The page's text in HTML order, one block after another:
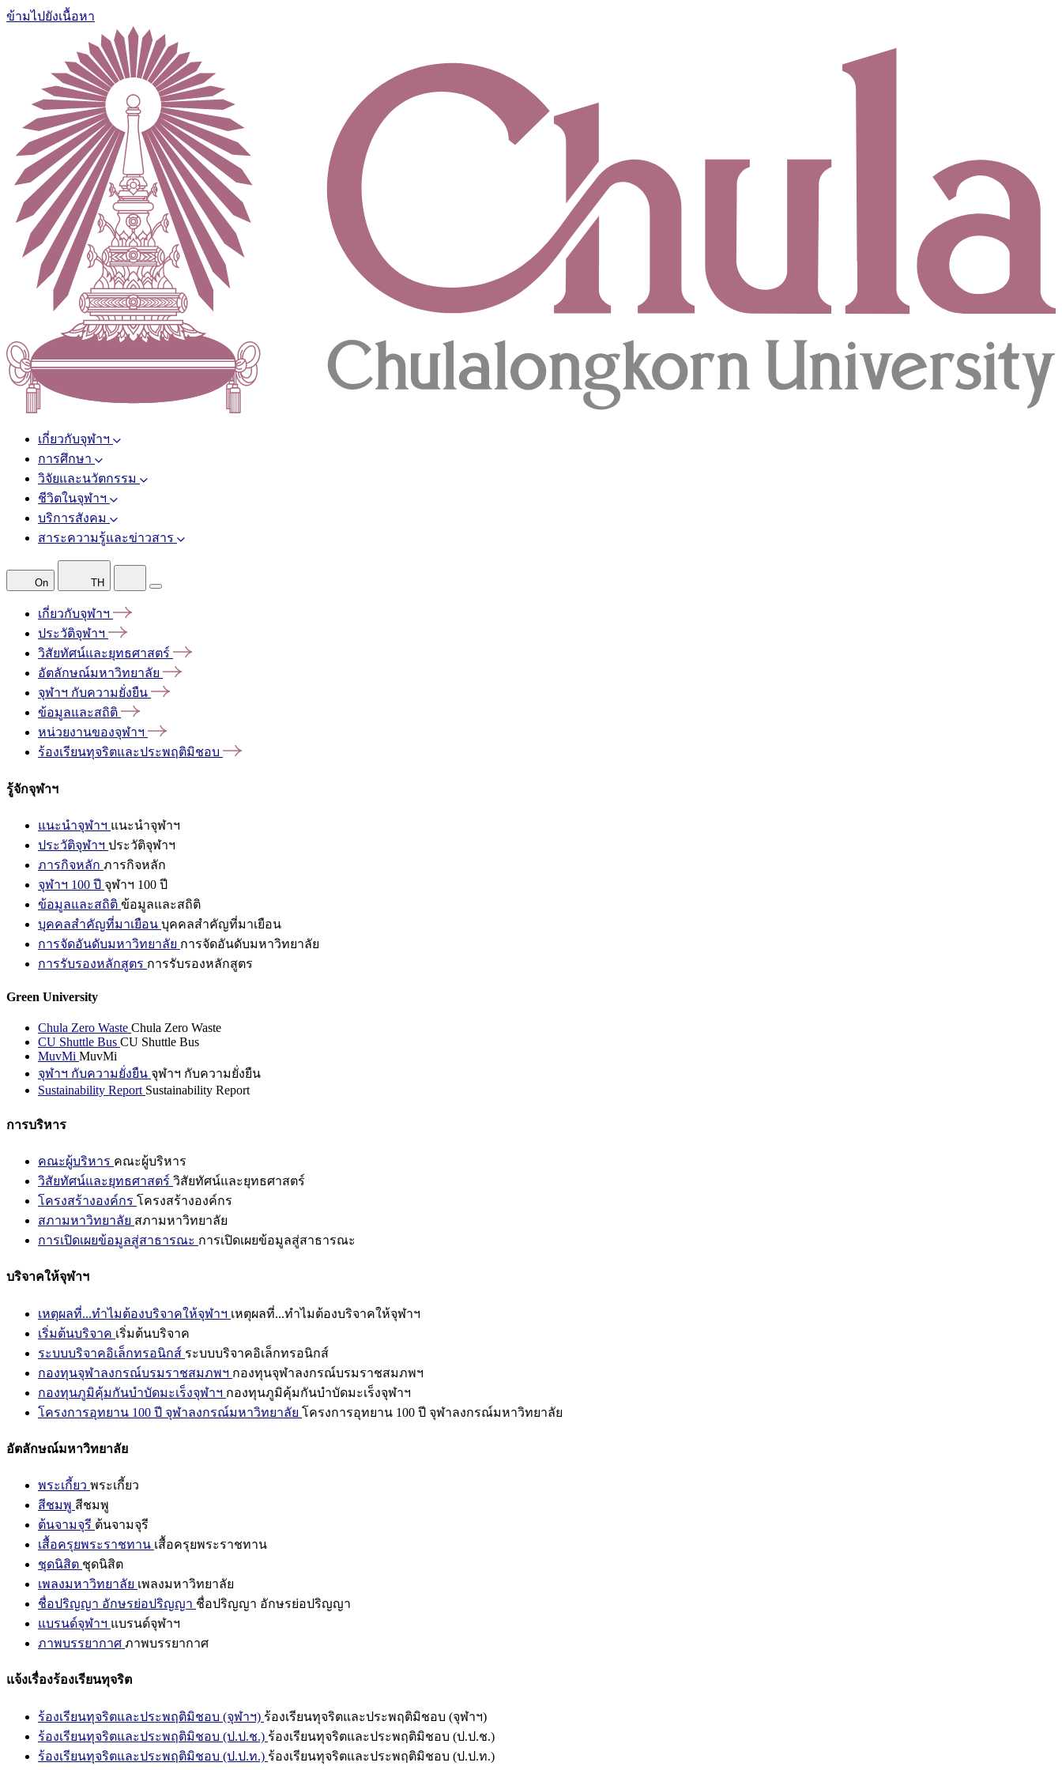
ข้ามไปยังเนื้อหา
เกี่ยวกับจุฬาฯ
การศึกษา
วิจัยและนวัตกรรม
ชีวิตในจุฬาฯ
บริการสังคม
สาระความรู้และข่าวสาร
On TH
เกี่ยวกับจุฬาฯ
ประวัติจุฬาฯ
วิสัยทัศน์และยุทธศาสตร์
อัตลักษณ์มหาวิทยาลัย
จุฬาฯ กับความยั่งยืน
ข้อมูลและสถิติ
หน่วยงานของจุฬาฯ
ร้องเรียนทุจริตและประพฤติมิชอบ
รู้จักจุฬาฯ
แนะนำจุฬาฯ แนะนำจุฬาฯ
ประวัติจุฬาฯ ประวัติจุฬาฯ
ภารกิจหลัก ภารกิจหลัก
จุฬาฯ 100 ปี จุฬาฯ 100 ปี
ข้อมูลและสถิติ ข้อมูลและสถิติ
บุคคลสำคัญที่มาเยือน บุคคลสำคัญที่มาเยือน
การจัดอันดับมหาวิทยาลัย การจัดอันดับมหาวิทยาลัย
การรับรองหลักสูตร การรับรองหลักสูตร
Green University
Chula Zero Waste Chula Zero Waste
CU Shuttle Bus CU Shuttle Bus
MuvMi MuvMi
จุฬาฯ กับความยั่งยืน จุฬาฯ กับความยั่งยืน
Sustainability Report Sustainability Report
การบริหาร
คณะผู้บริหาร คณะผู้บริหาร
วิสัยทัศน์และยุทธศาสตร์ วิสัยทัศน์และยุทธศาสตร์
โครงสร้างองค์กร โครงสร้างองค์กร
สภามหาวิทยาลัย สภามหาวิทยาลัย
การเปิดเผยข้อมูลสู่สาธารณะ การเปิดเผยข้อมูลสู่สาธารณะ
บริจาคให้จุฬาฯ
เหตุผลที่...ทำไมต้องบริจาคให้จุฬาฯ เหตุผลที่...ทำไมต้องบริจาคให้จุฬาฯ
เริ่มต้นบริจาค เริ่มต้นบริจาค
ระบบบริจาคอิเล็กทรอนิกส์ ระบบบริจาคอิเล็กทรอนิกส์
กองทุนจุฬาลงกรณ์บรมราชสมภพฯ กองทุนจุฬาลงกรณ์บรมราชสมภพฯ
กองทุนภูมิคุ้มกันบำบัดมะเร็งจุฬาฯ กองทุนภูมิคุ้มกันบำบัดมะเร็งจุฬาฯ
โครงการอุทยาน 100 ปี จุฬาลงกรณ์มหาวิทยาลัย โครงการอุทยาน 100 ปี จุฬาลงกรณ์มหาวิทยาลัย
อัตลักษณ์มหาวิทยาลัย
พระเกี้ยว พระเกี้ยว
สีชมพู สีชมพู
ต้นจามจุรี ต้นจามจุรี
เสื้อครุยพระราชทาน เสื้อครุยพระราชทาน
ชุดนิสิต ชุดนิสิต
เพลงมหาวิทยาลัย เพลงมหาวิทยาลัย
ชื่อปริญญา อักษรย่อปริญญา ชื่อปริญญา อักษรย่อปริญญา
แบรนด์จุฬาฯ แบรนด์จุฬาฯ
ภาพบรรยากาศ ภาพบรรยากาศ
แจ้งเรื่องร้องเรียนทุจริต
ร้องเรียนทุจริตและประพฤติมิชอบ (จุฬาฯ) ร้องเรียนทุจริตและประพฤติมิชอบ (จุฬาฯ)
ร้องเรียนทุจริตและประพฤติมิชอบ (ป.ป.ช.) ร้องเรียนทุจริตและประพฤติมิชอบ (ป.ป.ช.)
ร้องเรียนทุจริตและประพฤติมิชอบ (ป.ป.ท.) ร้องเรียนทุจริตและประพฤติมิชอบ (ป.ป.ท.)